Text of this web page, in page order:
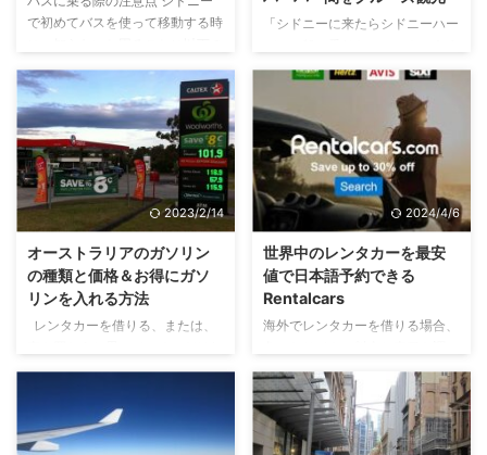
ョン格安予約 人口と気候 人口 シ
ドニーに次いで、オーストラリア
ルンです。周辺のエリ ...
中のセブンイレブンやニュースエ
ージェントなどの販売店で購入で
$6、 ...
で初めてバスを使って移動する時
とバス停に立っているだけでは止
まってくれない。 2. 停車場所の
案内が全くない。 手を挙げない
とバスはとまらない 初めてシド
ニーに来た人から、手を挙げるの
を知らずに、バスがとまってくれ
なくていつまでも乗れなかったと
んの人が待っているバス停なら誰
かが手を挙げるでしょうし、始発
のバス停ならば手を挙げる必要も
ないかもしれません。 あなた一
「シドニーに来たらシドニーハー
り時間がないかも。。」という方
分弱のCircular Quay（サーキュ
ラキー）‐Darling Harbour（ダー
リングハーバー）間のフェリーで
す。 もちろん、時間がたっぷり
ある方にもおすすめの体験です。
ランチクルーズ、ディナークルー
表に、数々のクルーズ船がシドニ
ー湾を運行していますが、公共の
フェリーも、片道5ドル台からと
お手軽なうえに同じ景色が楽しめ
の ...
2023/2/14
オーストラリアのガソリン
の種類と価格＆お得にガソ
リンを入れる方法
レンタカーを借りる、または、
ど、ガソリンの入れ方や、費用に
これを読めば全てが分かります。
ガソリンはPetrolまたはFuelと呼
2024/4/6
世界中のレンタカーを最安
値で日本語予約できる
Rentalcars
海外でレンタカーを借りる場合、
るのには時間が掛かります。 そ
んな時、複数のレンタカー会社の
条件に合う車を全て割り出して、
一斉にリストアップしてくれるレ